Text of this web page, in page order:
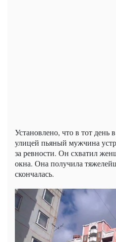
Установлено, что в тот день
улицей пьяный мужчина
за ревности. Он схватил
окна. Она получила
скончалась.